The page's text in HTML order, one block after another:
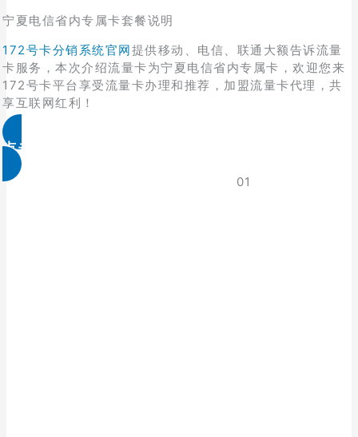
宁夏电信省内专属卡套餐说明
172号卡分销系统官网提供移动、电信、联通大额告诉流量
卡服务，本次介绍流量卡为宁夏电信省内专属卡，欢迎您来
172号卡平台享受流量卡办理和推荐，加盟流量卡代理，共
享互联网红利！
点击免费领取
01